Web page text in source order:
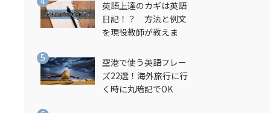
英語上達のカギは英語
日記！？ 方法と例文
を現役教師が教えま
空港で使う英語フレー
ズ22選！海外旅行に行
く時に丸暗記でOK